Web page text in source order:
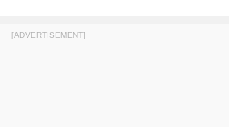
[ADVERTISEMENT]